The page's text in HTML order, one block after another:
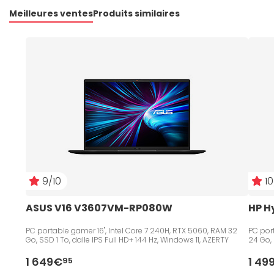
Meilleures ventesProduits similaires
9/10
ASUS V16 V3607VM-RP080W
PC portable gamer 16", Intel Core 7 240H, RTX 5060, RAM 32
Go, SSD 1 To, dalle IPS Full HD+ 144 Hz, Windows 11, AZERTY
1 649€95
HP
PC
24 Go,
1